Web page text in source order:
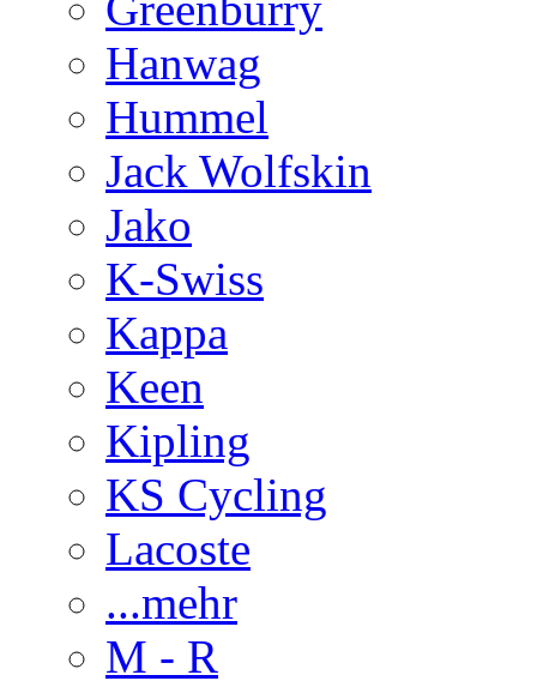
Hanwag
Hummel
Jack Wolfskin
Jako
K-Swiss
Kappa
Keen
Kipling
KS Cycling
Lacoste
...mehr
M - R